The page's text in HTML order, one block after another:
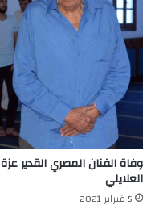
وفاة الفنان المصري القدير عزة
العلايلي
5 فبراير 2021